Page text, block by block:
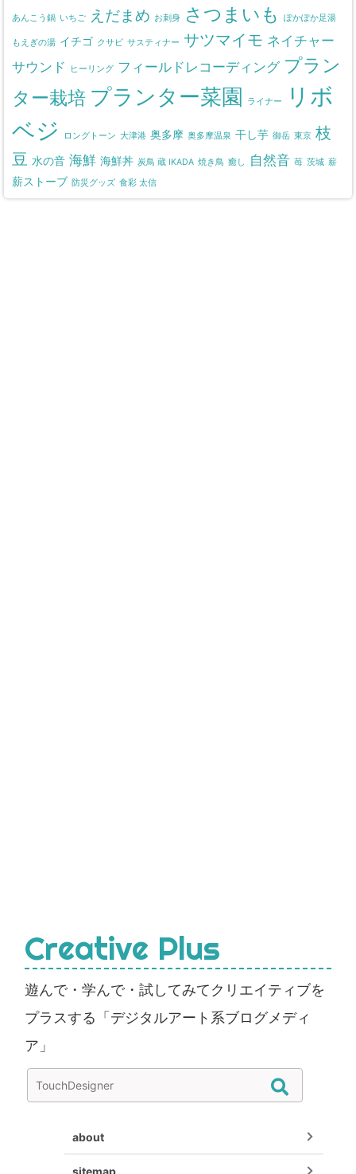
あんこう鍋 いちご えだまめ お刺身 さつまいも ぽかぽか足湯
もえぎの湯 イチゴ クサビ サスティナー サツマイモ ネイチャー
サウンド
ヒーリング フィールドレコーディング プラン
ター栽培 プランター菜園 ライナー
リボ
ベジ
ロングトーン 大津港 奥多摩 奥多摩温泉 干し芋 御岳 東京 枝
豆 水の音 海鮮 海鮮丼 炭鳥 蔵 IKADA 焼き鳥 癒し 自然音 苺 茨城 薪
薪ストーブ 防災グッズ 食彩 太信
Creative Plus
遊んで・学んで・試してみてクリエイティブを
プラスする「デジタルアート系ブログメディ
ア」
about